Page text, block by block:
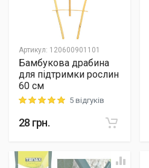
Артикул: 120600901101
Бамбукова драбина
для підтримки рослин
60 см
Rating: 5 out of 55 відгуків
28 грн.